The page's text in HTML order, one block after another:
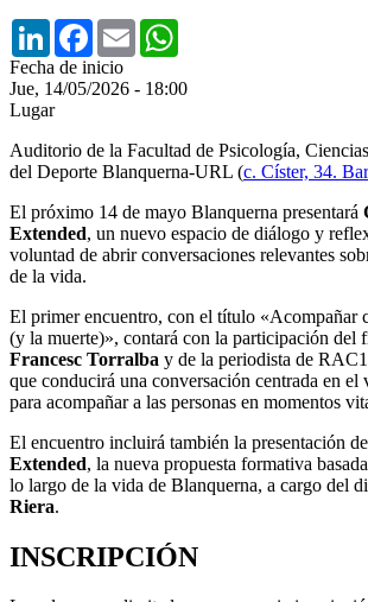
LinkedInFacebook
Email
Fecha de inicio
Jue, 14/05/2026 - 18:00
Lugar
Auditorio de la Facultad de Psicología,
del Deporte Blanquerna-URL (c. Císter, 34.
El próximo 14 de mayo Blanquerna presentará
Extended, un nuevo espacio de diálogo y
voluntad de abrir conversaciones relevantes
de la vida.
El primer encuentro, con el título «Acompañar
(y la muerte)», contará con la participación del
Francesc Torralba y de la periodista de RAC1
que conducirá una conversación centrada en el
para acompañar a las personas en momentos
El encuentro incluirá también la presentación de
Extended, la nueva propuesta formativa
lo largo de la vida de Blanquerna, a cargo del
Riera.
INSCRIPCIÓN